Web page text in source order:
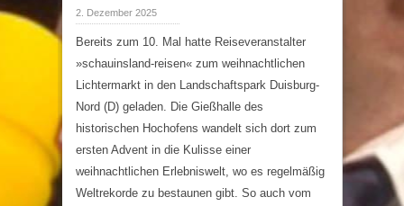
2. Dezember 2025
Bereits zum 10. Mal hatte Reiseveranstalter
»schauinsland-reisen« zum weihnachtlichen
Lichtermarkt in den Landschaftspark Duisburg-
Nord (D) geladen. Die Gießhalle des
historischen Hochofens wandelt sich dort zum
ersten Advent in die Kulisse einer
weihnachtlichen Erlebniswelt, wo es regelmäßig
Weltrekorde zu bestaunen gibt. So auch vom